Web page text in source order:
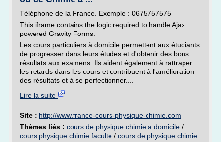
Téléphone de la France. Exemple : 0675757575
This iframe contains the logic required to handle Ajax
powered Gravity Forms.
Les cours particuliers à domicile permettent aux étudiants
de progresser dans leurs études et d'obtenir des bons
résultats aux examens. Ils aident également à rattraper
les retards dans les cours et contribuent à l'amélioration
des résultats et à se perfectionner....
Lire la suite
Site : http://www.france-cours-physique-chimie.com
Thèmes liés : cours de physique chimie a domicile /
cours physique chimie faculte / cours de physique chimie